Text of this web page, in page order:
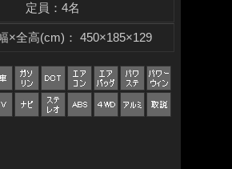
定員 ： 4名
×全高(cm) ： 450×185×129